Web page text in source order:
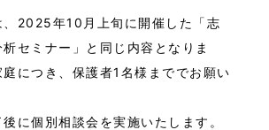
、2025年10月上旬に開催した「志
セミナー」と同じ内容となりま
につき、保護者1名様まででお願い
後に個別相談会を実施いたします。